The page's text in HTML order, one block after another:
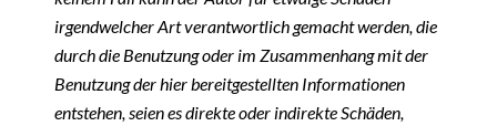
irgendwelcher Art verantwortlich gemacht werden, die
durch die Benutzung oder im Zusammenhang mit der
Benutzung der hier bereitgestellten Informationen
entstehen, seien es direkte oder indirekte Schäden,